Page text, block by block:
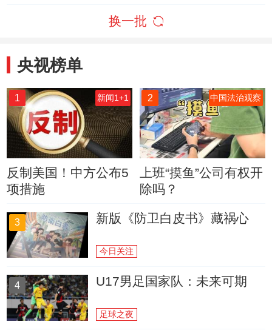
工作
换一批
央视榜单
1 新闻1+1
反制美国！中方公布5
项措施
2 中国法治观察
上班“摸鱼”公司有权开
除吗？
3 新版《防卫白皮书》藏祸心
今日关注
4 U17男足国家队：未来可期
足球之夜